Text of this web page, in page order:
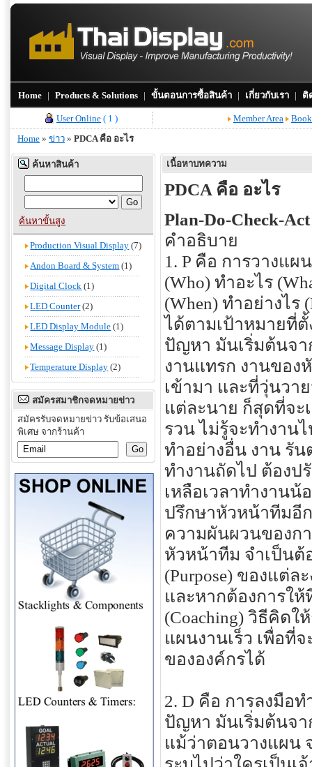
Home | Products & Solutions | ขั้นตอนการซื้อสินค้า | เกี่ยวกับเรา | ติ
User Online ( 1 ) Member Area
Home » ข่าว » PDCA คือ อะไร
ค้นหาสินค้า
ค้นหาขั้นสูง
Production Visual Display (7)
Andon Board & System (1)
Digital Clock (1)
LED Counter(2)
LED Display Module (1)
Message Display (1)
Temperature Display (2)
สมัครสมาชิกจดหมายข่าว
สมัครรับจดหมายข่าว รับข้อเสนอ
พิเศษ จากร้านค้า
เนื้อหาบทความ
PDCA คือ อะไร
Plan-Do-Check-Act
คำอธิบาย
1. P คือ การวางแผ
(Who) ทำอะไร
(When) ทำอย่างไร
ได้ตามเป้าหมายที่ตั้
ปัญหา มันเริ่มต้นจา
งานแทรก งานของ
เข้ามา และที่วุ่นวา
แต่ละนาย ก็สุดที่จะ
รวน ไม่รู้จะทำงาน
ทำอย่างอื่น งาน รัน
ทำงานถัดไป ต้องป
เหลือเวลาทำงาน
ปรึกษาหัวหน้าทีมอี
ความผันผวนของก
หัวหน้าทีม จำเป็นต้
(Purpose) ของแต่ล
และหากต้องการใ
(Coaching) วิธีคิด
แผนงานเร็ว เพื่อที่
ขององค์กรได้
2. D คือ การลงมือท
ปัญหา มันเริ่มต้นจา
แม้ว่าตอนวางแผน